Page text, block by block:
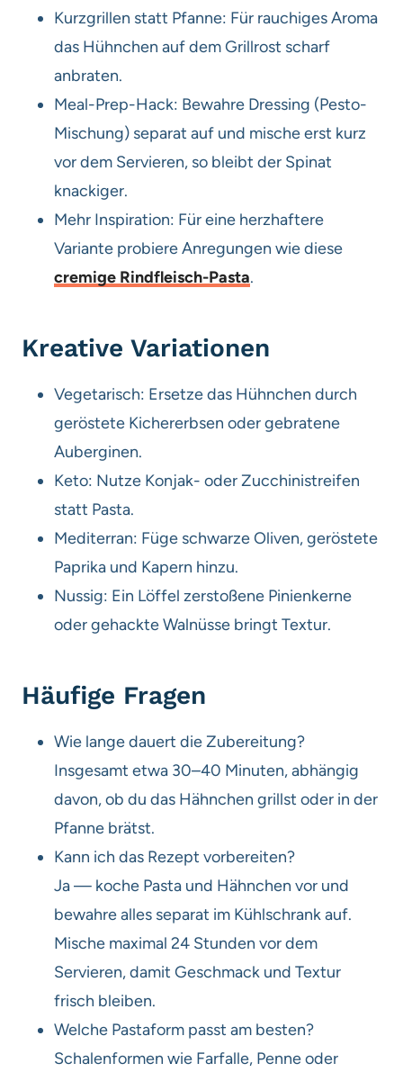
Kurzgrillen statt Pfanne: Für rauchiges Aroma
das Hühnchen auf dem Grillrost scharf
anbraten.
Meal-Prep-Hack: Bewahre Dressing (Pesto-
Mischung) separat auf und mische erst kurz
vor dem Servieren, so bleibt der Spinat
knackiger.
Mehr Inspiration: Für eine herzhaftere
Variante probiere Anregungen wie diese
cremige Rindfleisch-Pasta.
Kreative Variationen
Vegetarisch: Ersetze das Hühnchen durch
geröstete Kichererbsen oder gebratene
Auberginen.
Keto: Nutze Konjak- oder Zucchinistreifen
statt Pasta.
Mediterran: Füge schwarze Oliven, geröstete
Paprika und Kapern hinzu.
Nussig: Ein Löffel zerstoßene Pinienkerne
oder gehackte Walnüsse bringt Textur.
Häufige Fragen
Wie lange dauert die Zubereitung?
Insgesamt etwa 30–40 Minuten, abhängig
davon, ob du das Hähnchen grillst oder in der
Pfanne brätst.
Kann ich das Rezept vorbereiten?
Ja — koche Pasta und Hähnchen vor und
bewahre alles separat im Kühlschrank auf.
Mische maximal 24 Stunden vor dem
Servieren, damit Geschmack und Textur
frisch bleiben.
Welche Pastaform passt am besten?
Schalenformen wie Farfalle, Penne oder